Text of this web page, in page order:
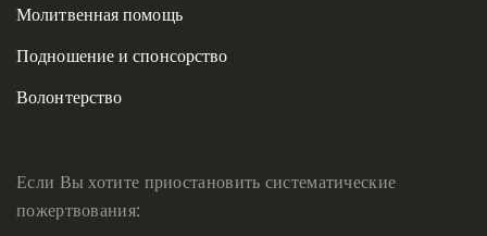
Молитвенная помощь
Подношение и спонсорство
Волонтерство
Если Вы хотите приостановить систематические
пожертвования: